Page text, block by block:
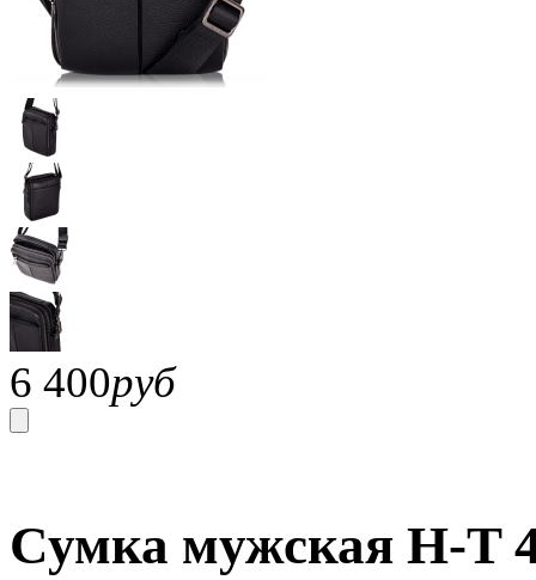
6 400руб
Сумка мужская H-T